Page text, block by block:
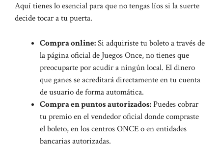
Aquí tienes lo esencial para que no tengas líos si la suerte
decide tocar a tu puerta.
Compra online:Si adquiriste tu boleto a través de
la página oficial de Juegos Once, no tienes que
preocuparte por acudir a ningún local. El dinero
que ganes se acreditará directamente en tu cuenta
de usuario de forma automática.
Compra en puntos autorizados:Puedes cobrar
tu premio en el vendedor oficial donde compraste
el boleto, en los centros ONCE o en entidades
bancarias autorizadas.